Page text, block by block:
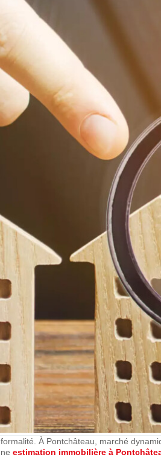
À Pontchâteau, marché
estimation immobilière à